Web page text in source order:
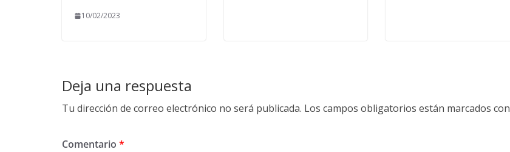
10/02/2023
Deja una respuesta
Tu dirección de correo electrónico no será publicada. Los campos obligatorios están marcados con
Comentario *